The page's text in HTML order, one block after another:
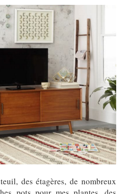
des étagères, de nombreux